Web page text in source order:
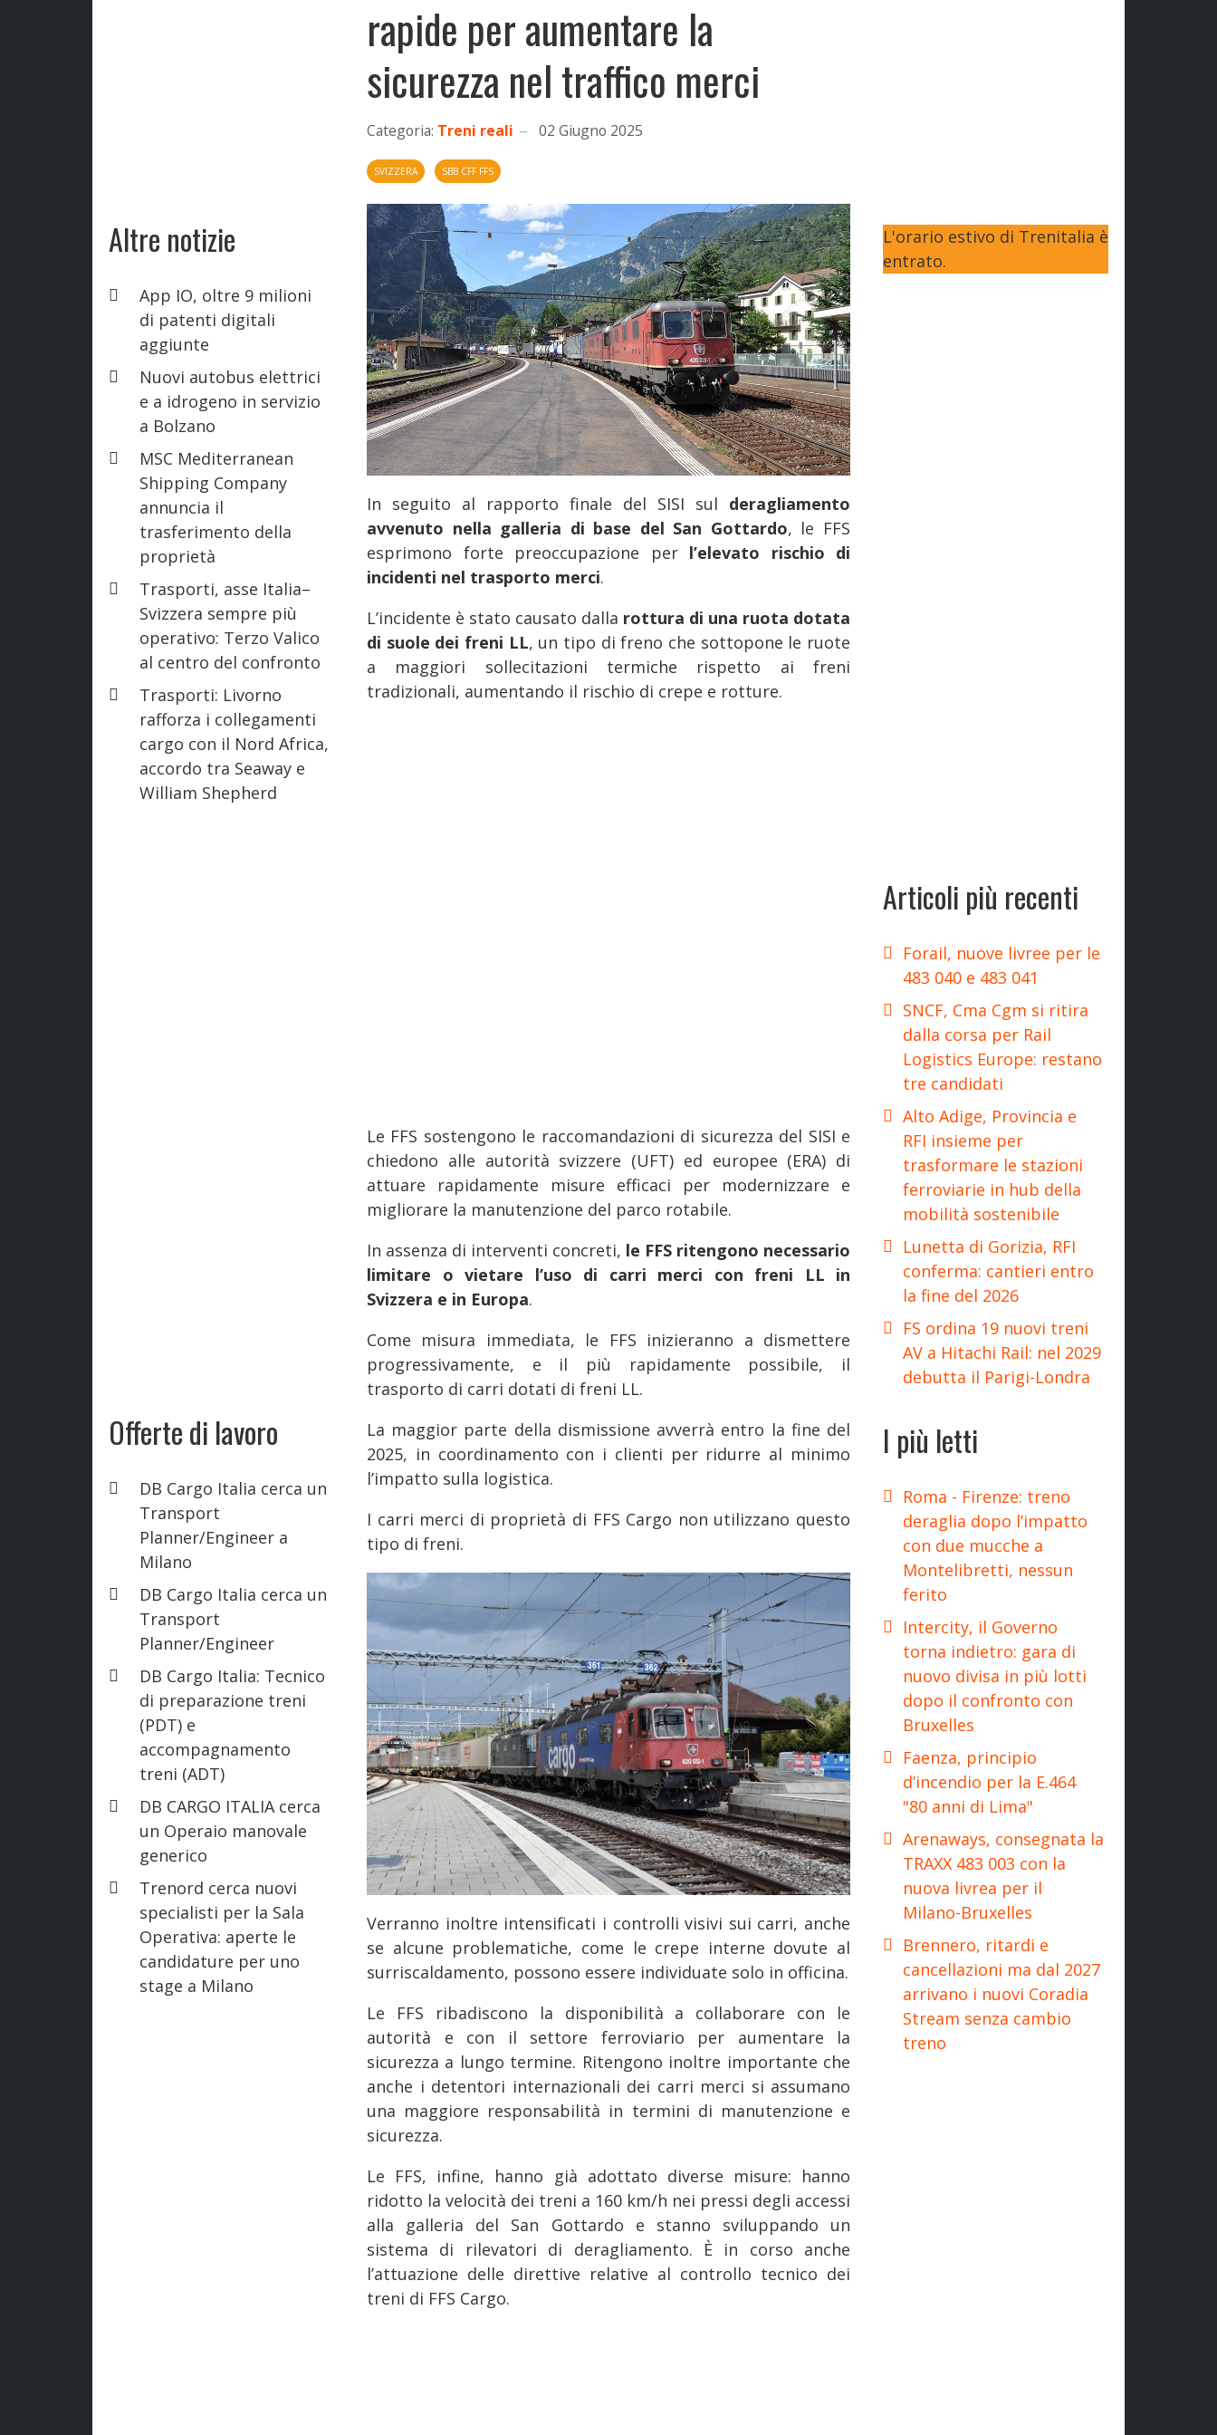
Altre notizie
App IO, oltre 9 milioni
di patenti digitali
aggiunte
Nuovi autobus elettrici
e a idrogeno in servizio
a Bolzano
MSC Mediterranean
Shipping Company
annuncia il
trasferimento della
proprietà
Trasporti, asse Italia–
Svizzera sempre più
operativo: Terzo Valico
al centro del confronto
Trasporti: Livorno
rafforza i collegamenti
cargo con il Nord Africa,
accordo tra Seaway e
William Shepherd
Offerte di lavoro
DB Cargo Italia cerca un
Transport
Planner/Engineer a
Milano
DB Cargo Italia cerca un
Transport
Planner/Engineer
DB Cargo Italia: Tecnico
di preparazione treni
(PDT) e
accompagnamento
treni (ADT)
DB CARGO ITALIA cerca
un Operaio manovale
generico
Trenord cerca nuovi
specialisti per la Sala
Operativa: aperte le
candidature per uno
stage a Milano
rapide per aumentare la
sicurezza nel traffico merci
Categoria: Treni reali 02 Giugno 2025
SVIZZERA SBB CFF FFS
In seguito al rapporto finale del SISI sul deragliamento
avvenuto nella galleria di base del San Gottardo, le FFS
esprimono forte preoccupazione per l’elevato rischio di
incidenti nel trasporto merci.
L’incidente è stato causato dalla rottura di una ruota dotata
di suole dei freni LL, un tipo di freno che sottopone le ruote
a maggiori sollecitazioni termiche rispetto ai freni
tradizionali, aumentando il rischio di crepe e rotture.
Le FFS sostengono le raccomandazioni di sicurezza del SISI e
chiedono alle autorità svizzere (UFT) ed europee (ERA) di
attuare rapidamente misure efficaci per modernizzare e
migliorare la manutenzione del parco rotabile.
In assenza di interventi concreti, le FFS ritengono necessario
limitare o vietare l’uso di carri merci con freni LL in
Svizzera e in Europa.
Come misura immediata, le FFS inizieranno a dismettere
progressivamente, e il più rapidamente possibile, il
trasporto di carri dotati di freni LL.
La maggior parte della dismissione avverrà entro la fine del
2025, in coordinamento con i clienti per ridurre al minimo
l’impatto sulla logistica.
I carri merci di proprietà di FFS Cargo non utilizzano questo
tipo di freni.
Verranno inoltre intensificati i controlli visivi sui carri, anche
se alcune problematiche, come le crepe interne dovute al
surriscaldamento, possono essere individuate solo in officina.
Le FFS ribadiscono la disponibilità a collaborare con le
autorità e con il settore ferroviario per aumentare la
sicurezza a lungo termine. Ritengono inoltre importante che
anche i detentori internazionali dei carri merci si assumano
una maggiore responsabilità in termini di manutenzione e
sicurezza.
Le FFS, infine, hanno già adottato diverse misure: hanno
ridotto la velocità dei treni a 160 km/h nei pressi degli accessi
alla galleria del San Gottardo e stanno sviluppando un
sistema di rilevatori di deragliamento. È in corso anche
l’attuazione delle direttive relative al controllo tecnico dei
treni di FFS Cargo.
L'orario estivo di Trenitalia è
entrato.
Articoli più recenti
Forail, nuove livree per le
483 040 e 483 041
SNCF, Cma Cgm si ritira
dalla corsa per Rail
Logistics Europe: restano
tre candidati
Alto Adige, Provincia e
RFI insieme per
trasformare le stazioni
ferroviarie in hub della
mobilità sostenibile
Lunetta di Gorizia, RFI
conferma: cantieri entro
la fine del 2026
FS ordina 19 nuovi treni
AV a Hitachi Rail: nel 2029
debutta il Parigi-Londra
I più letti
Roma - Firenze: treno
deraglia dopo l’impatto
con due mucche a
Montelibretti, nessun
ferito
Intercity, il Governo
torna indietro: gara di
nuovo divisa in più lotti
dopo il confronto con
Bruxelles
Faenza, principio
d’incendio per la E.464
"80 anni di Lima"
Arenaways, consegnata la
TRAXX 483 003 con la
nuova livrea per il
Milano-Bruxelles
Brennero, ritardi e
cancellazioni ma dal 2027
arrivano i nuovi Coradia
Stream senza cambio
treno